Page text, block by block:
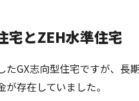
宅とZEH水準住宅
たGX志向型住宅ですが、長
存在していました。